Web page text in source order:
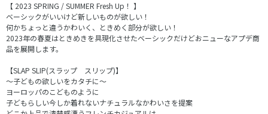
【 2023 SPRING / SUMMER Fresh Up！ 】
ベーシックがいいけど新しいものが欲しい！
何かちょっと違うかわいく、ときめく部分が欲しい！
2023年の春夏はときめきを具現化させたベーシックだけどおニューなアプデ商
品を展開します。
【SLAP SLIP(スラップ スリップ)】
～子どもの欲しいをカタチに～
ヨーロッパのこどものように
子どもらしい今しか着れないナチュラルなかわいさを提案